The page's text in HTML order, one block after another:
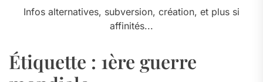
Infos alternatives, subversion, création, et plus si
affinités...
Étiquette : 1ère guerre